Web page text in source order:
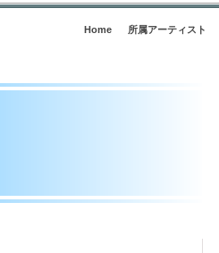
Home 所属アーティスト